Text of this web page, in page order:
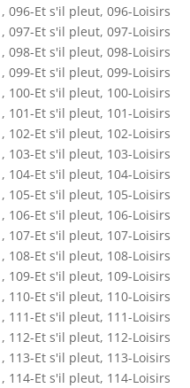
, 096-Et s'il pleut, 096-Loisirs
, 097-Et s'il pleut, 097-Loisirs
, 098-Et s'il pleut, 098-Loisirs
, 099-Et s'il pleut, 099-Loisirs
, 100-Et s'il pleut, 100-Loisirs
, 101-Et s'il pleut, 101-Loisirs
, 102-Et s'il pleut, 102-Loisirs
, 103-Et s'il pleut, 103-Loisirs
, 104-Et s'il pleut, 104-Loisirs
, 105-Et s'il pleut, 105-Loisirs
, 106-Et s'il pleut, 106-Loisirs
, 107-Et s'il pleut, 107-Loisirs
, 108-Et s'il pleut, 108-Loisirs
, 109-Et s'il pleut, 109-Loisirs
, 110-Et s'il pleut, 110-Loisirs
, 111-Et s'il pleut, 111-Loisirs
, 112-Et s'il pleut, 112-Loisirs
, 113-Et s'il pleut, 113-Loisirs
, 114-Et s'il pleut, 114-Loisirs